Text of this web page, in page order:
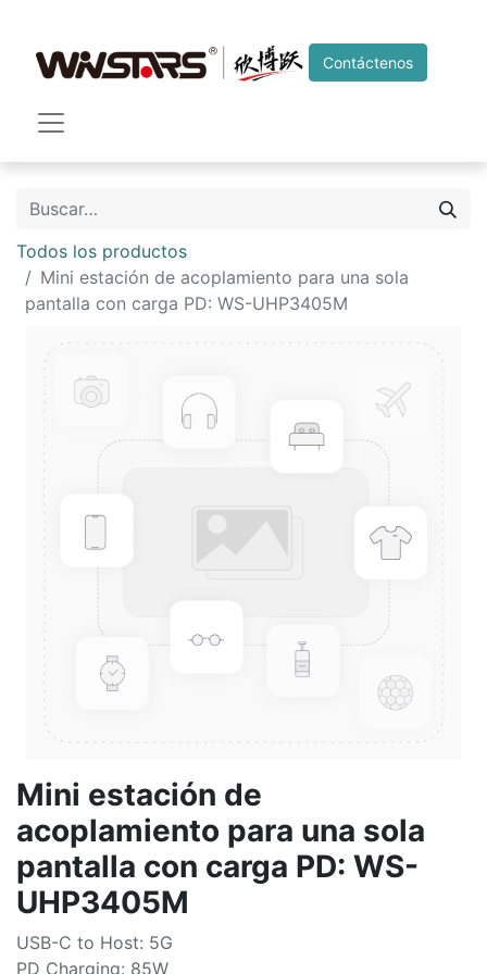
Contáctenos
Todos los productos
Mini estación de acoplamiento para una sola
pantalla con carga PD: WS-UHP3405M
Mini estación de
acoplamiento para una sola
pantalla con carga PD: WS-
UHP3405M
USB-C to Host: 5G
PD Charging: 85W